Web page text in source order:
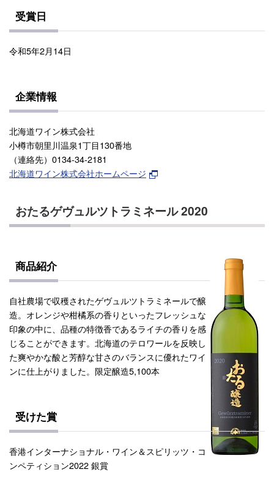
受賞日
令和5年2月14日
企業情報
北海道ワイン株式会社
小樽市朝里川温泉1丁目130番地
（連絡先）0134-34-2181
北海道ワイン株式会社ホームページ
おたるゲヴュルツトラミネール 2020
商品紹介
自社農場で収穫されたゲヴュルツトラミネールで醸
造。オレンジや柑橘系の香りといったフレッシュな
印象の中に、品種の特徴香であるライチの香りを感
じることができます。北海道のテロワールを反映し
た爽やかな酸と芳醇な甘さのバランスに優れたワイ
ンに仕上がりました。限定醸造5,100本
受けた賞
香港インターナショナル・ワイン＆スピリッツ・コ
ンペティション2022 銀賞